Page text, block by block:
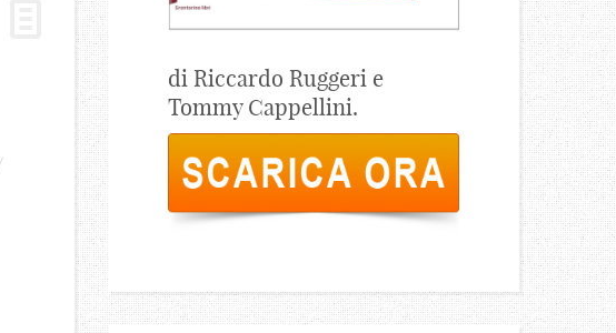
di Riccardo Ruggeri e
Tommy Cappellini.